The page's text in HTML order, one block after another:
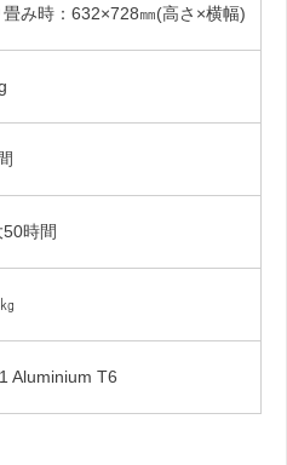
畳み時：632×728㎜(高さ×横幅)
時間
Aluminium T6